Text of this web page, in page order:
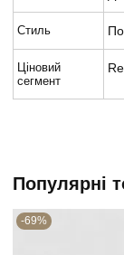
Стиль
Ціновий
сегмент
Популярні
-69%